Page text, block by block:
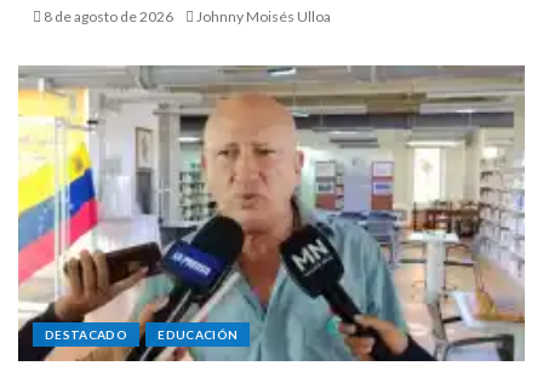
8 de agosto de 2026 Johnny Moisés Ulloa
DESTACADO EDUCACIÓN